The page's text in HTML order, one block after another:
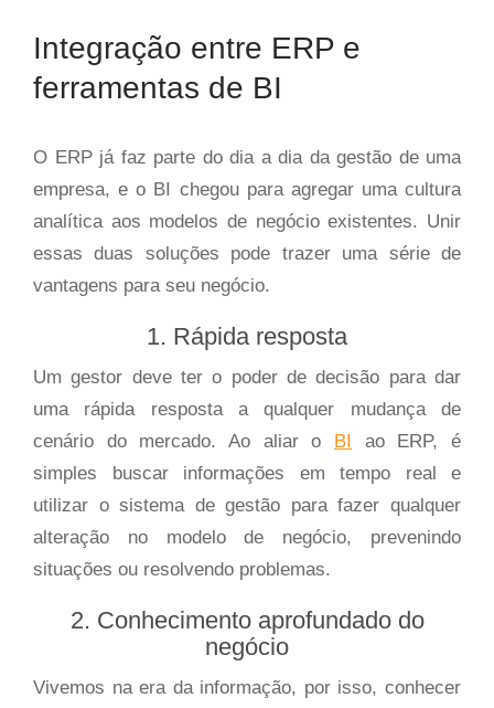
Integração entre ERP e
ferramentas de BI
O ERP já faz parte do dia a dia da gestão de uma
empresa, e o BI chegou para agregar uma cultura
analítica aos modelos de negócio existentes. Unir
essas duas soluções pode trazer uma série de
vantagens para seu negócio.
1. Rápida resposta
Um gestor deve ter o poder de decisão para dar
uma rápida resposta a qualquer mudança de
cenário do mercado. Ao aliar o
BI
ao ERP, é
simples buscar informações em tempo real e
utilizar o sistema de gestão para fazer qualquer
alteração no modelo de negócio, prevenindo
situações ou resolvendo problemas.
2. Conhecimento aprofundado do
negócio
Vivemos na era da informação, por isso, conhecer